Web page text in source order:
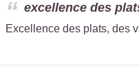
excellence des
Excellence des plats, des